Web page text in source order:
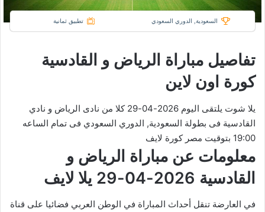
السعودية, الدوري السعودي تطبيق ثمانية
تفاصيل مباراة الرياض و القادسية
كورة اون لاين
يلا شوت يلتقى اليوم 2026-04-29 كلا من نادى الرياض و نادي
القادسية فى بطولة السعودية, الدوري السعودي فى تمام الساعه
19:00 بتوقيت مصر كورة لايف
معلومات عن مباراة الرياض و
القادسية 2026-04-29 يلا لايف
في العارضة تنقل أحداث المباراة في الوطن العربي فضائيا على قناة